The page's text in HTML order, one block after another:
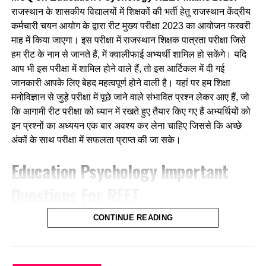
(c) विशिष्ट उद्देश्य
(d) अनुदेशन उद्देश्य
Ans- b
3. सीखने के उद्देश्यों के सर्वोच्च पायदान पर है
(a) समझ
(c) मूल्यांकन
राजस्थान के शासकीय विद्यालयों में शिक्षकों की भर्ती हेतु राजस्थान केंद्रीय
कर्मचारी चयन आयोग के द्वारा रीट मुख्य परीक्षा 2023 का आयोजन फरवरी
माह में किया जाएगा। इस परीक्षा में राजस्थान शिक्षक पात्रता परीक्षा जिसे
हम रीट के नाम से जानते हैं, में क्वालीफाई अभ्यर्थी शामिल हो सकेंगे। यदि
आप भी इस परीक्षा में शामिल होने वाले हैं, तो इस आर्टिकल में दी गई
जानकारी आपके लिए बेहद महत्वपूर्ण होने वाली है। यहां पर हम शिक्षा
मनोविज्ञान से जुड़े परीक्षा में पूछे जाने वाले संभावित प्रश्न लेकर आए हैं, जो
कि आगामी रीट परीक्षा को ध्यान में रखते हुए तैयार किए गए हैं अभ्यर्थियों को
इन प्रश्नों का अध्ययन एक बार अवश्य कर लेना चाहिए जिससे कि अच्छे
अंकों के साथ परीक्षा में सफलता प्राप्त की जा सके।
Education PsychologyImportant
Q1. समान तत्वों का सिद्धांत दिया –
a. जड
CONTINUE READING